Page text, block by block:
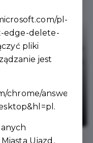
w
umowę o
pl-
edge-delete-
pliki
jest
chrome/answer/
.
Ujazd,